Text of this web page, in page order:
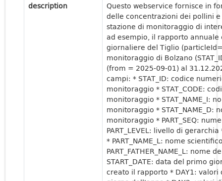
description
Questo webservice fornisce in
delle concentrazioni dei pollini
stazione di monitoraggio di
ad esempio, il rapporto
giornaliere del Tiglio
monitoraggio di Bolzano
(from = 2025-09-01) al
campi: * STAT_ID: codice
monitoraggio * STAT_CODE:
monitoraggio * STAT_NAME_I:
monitoraggio * STAT_NAME_D:
monitoraggio * PART_SEQ:
PART_LEVEL: livello di
* PART_NAME_L: nome
PART_FATHER_NAME_L:
START_DATE: data del primo
creato il rapporto * DAY1: